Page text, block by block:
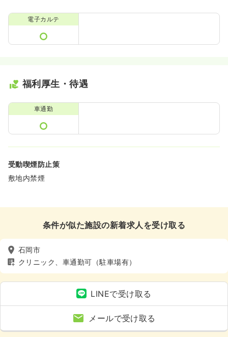
電子カルテ
福利厚生・待遇
車通勤
受動喫煙防止策
敷地内禁煙
条件が似た施設の新着求人を受け取る
石岡市
クリニック、車通勤可（駐車場有）
LINEで受け取る
メールで受け取る